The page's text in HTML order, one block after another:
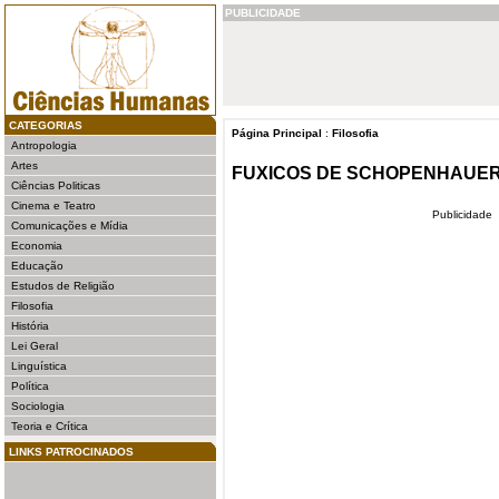
CATEGORIAS
Antropologia
Artes
Ciências Politicas
Cinema e Teatro
Comunicações e Mídia
Economia
Educação
Estudos de Religião
Filosofia
História
Lei Geral
Linguística
Política
Sociologia
Teoria e Crítica
LINKS PATROCINADOS
PUBLICIDADE
Página Principal : Filosofia
FUXICOS DE
Publicidade